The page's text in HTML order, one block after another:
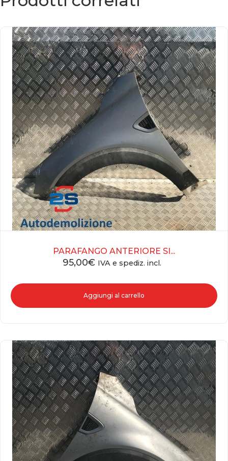
PARAFANGO ANTERIORE SI...
95,00€ IVA e spediz. incl.
Aggiungi al carrello